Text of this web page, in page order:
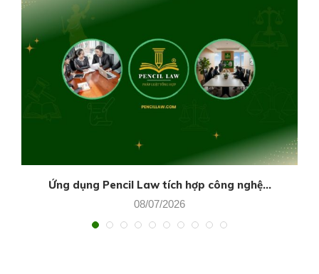
Ứng dụng Pencil Law tích hợp công nghệ...
08/07/2026